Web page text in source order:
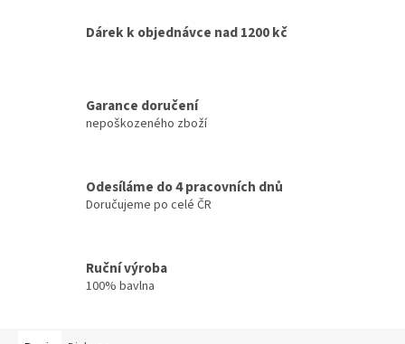
Dárek k objednávce nad 1200 kč
Garance doručení
nepoškozeného zboží
Odesíláme do 4 pracovních dnů
Doručujeme po celé ČR
Ruční výroba
100% bavlna